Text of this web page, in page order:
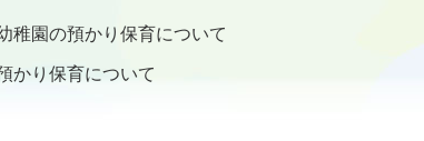
園の預かり保育について
かり保育について